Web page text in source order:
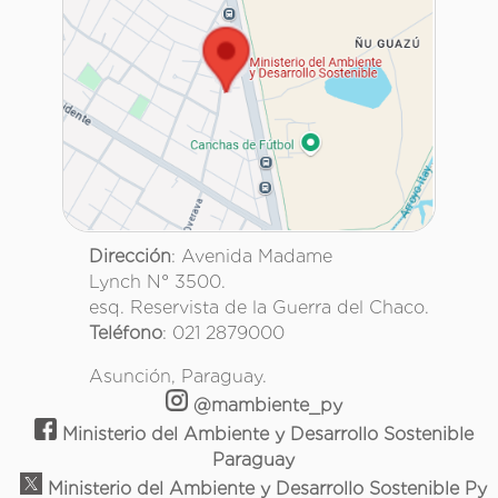
Dirección: Avenida Madame
Lynch N° 3500.
esq. Reservista de la Guerra del Chaco.
Teléfono: 021 2879000
Asunción, Paraguay.
@mambiente_py
Ministerio del Ambiente y Desarrollo Sostenible
Paraguay
Ministerio del Ambiente y Desarrollo Sostenible Py